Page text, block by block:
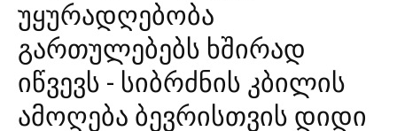
უყურადღებობა
გართულებებს ხშირად
იწვევს - სიბრძნის კბილის
ამოღება ბევრისთვის დიდი